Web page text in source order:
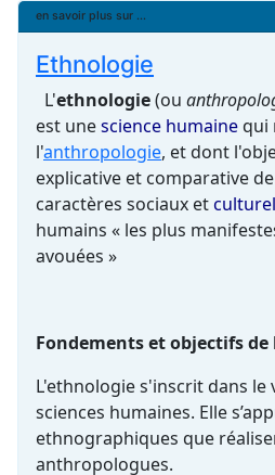
en savoir plus sur ...
Ethnologie
L'ethnologie(ou
est unescience humainequi
l'anthropologie, et dont
explicative et comparative
caractères sociaux et
humains « les plus
avouées »
Fondements et objectifs de
L'ethnologie s'inscrit dans le
sciences humaines. Elle
ethnographiques que
anthropologues.